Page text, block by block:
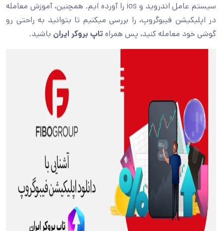
سیستم عامل اندروید و ios را آورده ایم. همچنین، آموزش معامله
در اپلیکیشن فیبوگروپ، را بررسی میکنیم تا بتوانید به راحتی رو
گوشی خود معامله کنید، پس همراه تاپ بروکر ایران باشید.